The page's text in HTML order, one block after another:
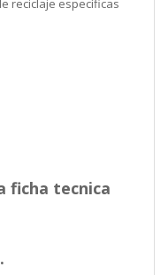
reciclaje específicas
ficha tecnica